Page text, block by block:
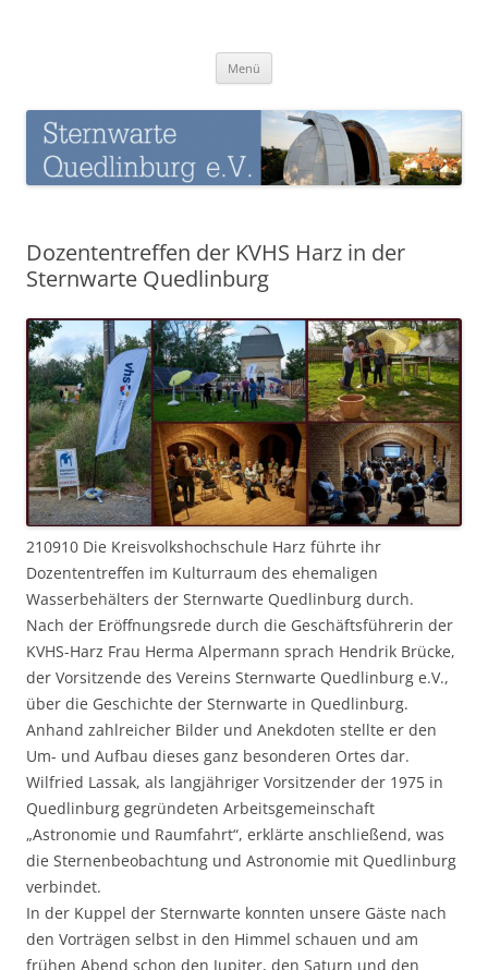
Menü
Dozententreffen der KVHS Harz in der
Sternwarte Quedlinburg
210910 Die Kreisvolkshochschule Harz führte ihr
Dozententreffen im Kulturraum des ehemaligen
Wasserbehälters der Sternwarte Quedlinburg durch.
Nach der Eröffnungsrede durch die Geschäftsführerin der
KVHS-Harz Frau Herma Alpermann sprach Hendrik Brücke,
der Vorsitzende des Vereins Sternwarte Quedlinburg e.V.,
über die Geschichte der Sternwarte in Quedlinburg.
Anhand zahlreicher Bilder und Anekdoten stellte er den
Um- und Aufbau dieses ganz besonderen Ortes dar.
Wilfried Lassak, als langjähriger Vorsitzender der 1975 in
Quedlinburg gegründeten Arbeitsgemeinschaft
„Astronomie und Raumfahrt“, erklärte anschließend, was
die Sternenbeobachtung und Astronomie mit Quedlinburg
verbindet.
In der Kuppel der Sternwarte konnten unsere Gäste nach
den Vorträgen selbst in den Himmel schauen und am
frühen Abend schon den Jupiter, den Saturn und den